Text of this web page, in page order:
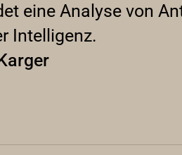
eine Analyse von
Intelligenz.